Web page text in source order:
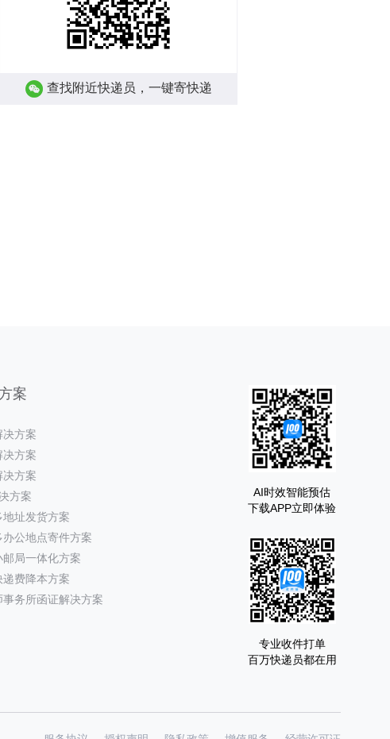
查找附近快递员，一键寄快递
案
决方案
决方案
决方案
方案
地址发货方案
办公地点寄件方案
邮局一体化方案
递费降本方案
事务所函证解决方案
AI时效智能预估
下载APP立即体验
专业收件打单
百万快递员都在用